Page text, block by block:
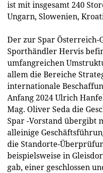
ist mit insgesamt 240
Ungarn, Slowenien,
Der zur Spar Österreich-
Sporthändler Hervis
umfangreichen
allem die Bereiche
internationale
Anfang 2024 Ulrich
Mag. Oliver Seda die
Spar -Vorstand übergibt
alleinige
die Standorte-
beispielsweise in
gab, einer geschlossen